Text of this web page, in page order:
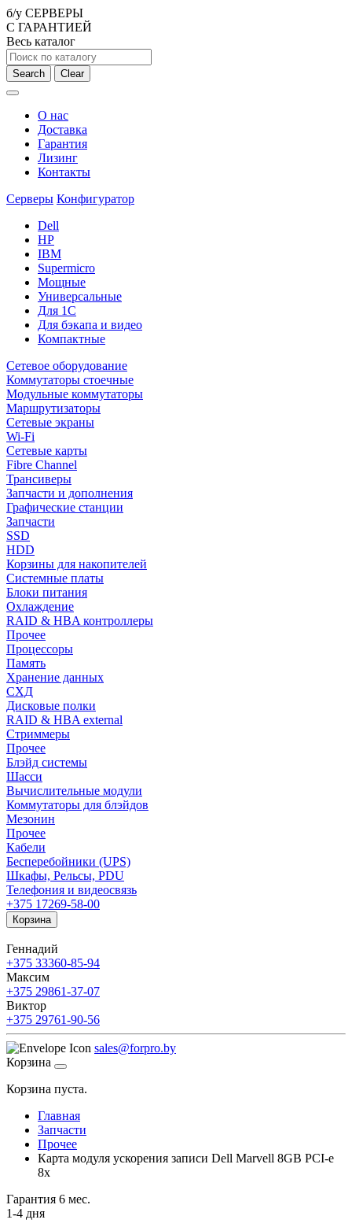
б/у СЕРВЕРЫ
С ГАРАНТИЕЙ
Весь каталог
Search Clear
О нас
Доставка
Гарантия
Лизинг
Контакты
Серверы Конфигуратор
Dell
HP
IBM
Supermicro
Мощные
Универсальные
Для 1С
Для бэкапа и видео
Компактные
Сетевое оборудование
Коммутаторы стоечные
Модульные коммутаторы
Маршрутизаторы
Сетевые экраны
Wi-Fi
Сетевые карты
Fibre Channel
Трансиверы
Запчасти и дополнения
Графические станции
Запчасти
SSD
HDD
Корзины для накопителей
Системные платы
Блоки питания
Охлаждение
RAID & HBA контроллеры
Прочее
Процессоры
Память
Хранение данных
СХД
Дисковые полки
RAID & HBA external
Стриммеры
Прочее
Блэйд системы
Шасси
Вычислительные модули
Коммутаторы для блэйдов
Мезонин
Прочее
Кабели
Бесперебойники (UPS)
Шкафы, Рельсы, PDU
Телефония и видеосвязь
+375 17269-58-00
Корзина
Геннадий
+375 33360-85-94
Максим
+375 29861-37-07
Виктор
+375 29761-90-56
sales@forpro.by
Корзина
Корзина пуста.
Главная
Запчасти
Прочее
Карта модуля ускорения записи Dell Marvell 8GB PCI-e
8x
Гарантия 6 мес.
1-4 дня